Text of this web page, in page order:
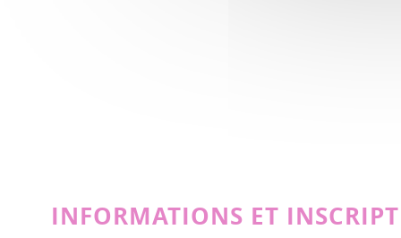
INFORMATIONS ET